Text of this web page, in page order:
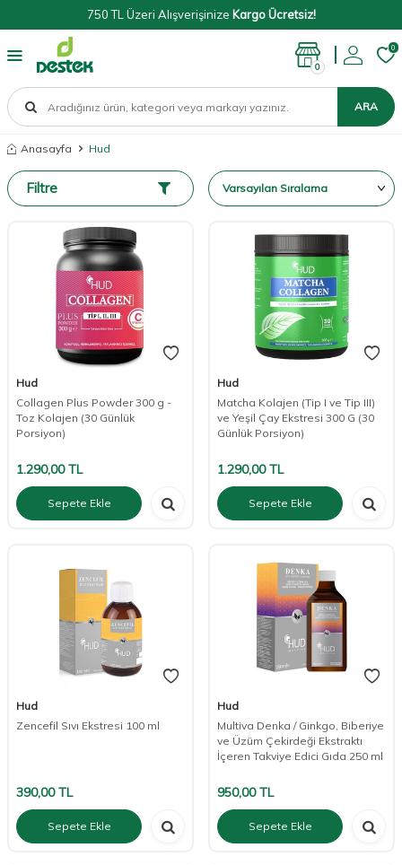
750 TL Üzeri Alışverişinize Kargo Ücretsiz!
ARA
0
0
Anasayfa Hud
Filtre
Hud
Collagen Plus Powder 300 g -
Toz Kolajen (30 Günlük
Porsiyon)
1.290,00TL
Sepete Ekle
Hud
Matcha Kolajen (Tip I ve Tip III)
ve Yeşil Çay Ekstresi 300 G (30
Günlük Porsiyon)
1.290,00TL
Sepete Ekle
Hud
Zencefil Sıvı Ekstresi 100 ml
390,00TL
Sepete Ekle
Hud
Multiva Denka / Ginkgo, Biberiye
ve Üzüm Çekirdeği Ekstraktı
İçeren Takviye Edici Gıda 250 ml
950,00TL
Sepete Ekle